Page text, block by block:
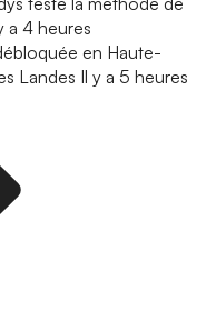
a 4 heures
en Haute-
Landes Il y a 5 heures